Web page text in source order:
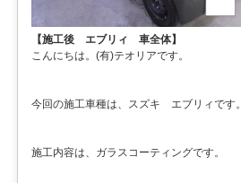
【施工後 エブリィ 車全体】
こんにちは。(有)テオリアです。
今回の施工車種は、スズキ エブリィです。
施工内容は、ガラスコーティングです。